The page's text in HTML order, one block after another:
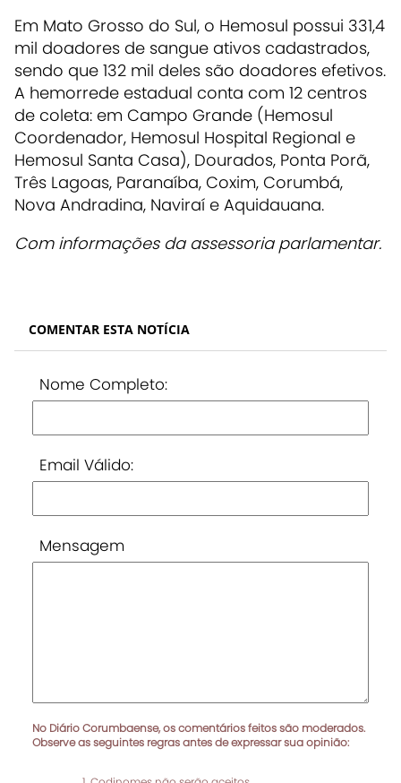
Em Mato Grosso do Sul, o Hemosul possui 331,4
mil doadores de sangue ativos cadastrados,
sendo que 132 mil deles são doadores efetivos.
A hemorrede estadual conta com 12 centros
de coleta: em Campo Grande (Hemosul
Coordenador, Hemosul Hospital Regional e
Hemosul Santa Casa), Dourados, Ponta Porã,
Três Lagoas, Paranaíba, Coxim, Corumbá,
Nova Andradina, Naviraí e Aquidauana.
Com informações da assessoria parlamentar.
COMENTAR ESTA NOTÍCIA
Nome Completo:
Email Válido:
Mensagem
No Diário Corumbaense, os comentários feitos são moderados.
Observe as seguintes regras antes de expressar sua opinião: